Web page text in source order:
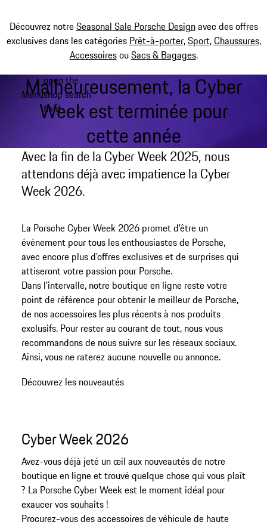
Découvrez notreSeasonal Sale Porsche Designavec des offres
exclusives dans les catégories Prêt-à-porter,Sport,Chaussures,
AccessoiresouSacs & Bagages.
Menu
open the
shop search
field
My shopping bag, 0
Malheureusement, la Cyber
Week est terminée pour
cette année
Avec la fin de la Cyber Week 2025, nous
attendons déjà avec impatience la Cyber
Week 2026.
La Porsche Cyber Week 2026 promet d’être un
événement pour tous les enthousiastes de Porsche,
avec encore plus d’offres exclusives et de surprises qui
attiseront votre passion pour Porsche.
Dans l’intervalle, notre boutique en ligne reste votre
point de référence pour obtenir le meilleur de Porsche,
de nos accessoires les plus récents à nos produits
exclusifs. Pour rester au courant de tout, nous vous
recommandons de nous suivre sur les réseaux sociaux.
Ainsi, vous ne raterez aucune nouvelle ou annonce.
Découvrez les nouveautés
Cyber Week 2026
Avez-vous déjà jeté un œil aux nouveautés de notre
boutique en ligne et trouvé quelque chose qui vous plaît
? La Porsche Cyber Week est le moment idéal pour
exaucer vos souhaits !
Procurez-vous des accessoires de véhicule de haute